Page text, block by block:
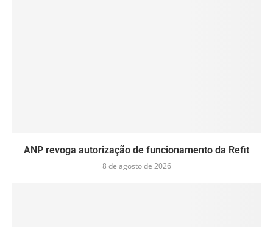
ANP revoga autorização de funcionamento da Refit
8 de agosto de 2026